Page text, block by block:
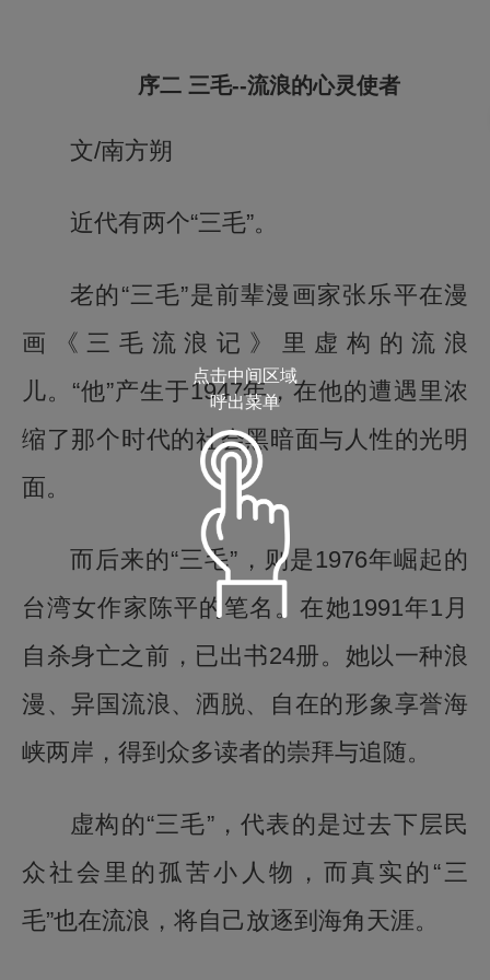
序二 三毛--流浪的心灵使者
文/南方朔
近代有两个“三毛”。
老的“三毛”是前辈漫画家张乐平在漫
画《三毛流浪记》里虚构的流浪
儿。“他”产生于1947年，在他的遭遇里浓
缩了那个时代的社会黑暗面与人性的光明
面。
而后来的“三毛”，则是1976年崛起的
台湾女作家陈平的笔名。在她1991年1月
自杀身亡之前，已出书24册。她以一种浪
漫、异国流浪、洒脱、自在的形象享誉海
峡两岸，得到众多读者的崇拜与追随。
虚构的“三毛”，代表的是过去下层民
众社会里的孤苦小人物，而真实的“三
毛”也在流浪，将自己放逐到海角天涯。
点击中间区域
呼出菜单
倍数设置 重置
0.5 2.0
标准
1.0
定时播放
关闭定时 15分钟 30分钟
60分钟 90分钟 播完本集
语音朗读
智慧老者 慈爱姥姥
目录